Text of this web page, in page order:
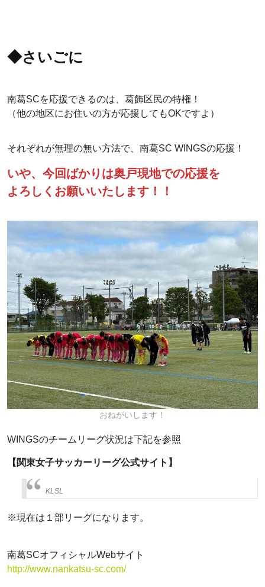
◆さいごに
南葛SCを応援できるのは、葛飾区民の特権！
（他の地区にお住いの方が応援してもOKですよ）
それぞれが無理の無い方法で、南葛SC WINGSの応援！
いや、今回ばかりは奥戸現地での応援を
よろしくお願いいたします！！
おねがいします！
WINGSのチームリーグ状況は下記を参照
【関東女子サッカーリーグ公式サイト】
KLSL
※現在は１部リーグになります。
南葛SCオフィシャルWebサイト
http://www.nankatsu-sc.com/